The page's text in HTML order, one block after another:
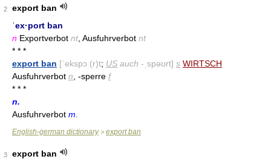
2
export ban
ˈex·port ban
n Exportverbot nt , Ausfuhrverbot nt
* * *
export ban [ˈekspɔː(r)t; US auch -ˌspəʊrt] s WIRTSCH
Ausfuhrverbot n , -sperre f
* * *
n.
Ausfuhrverbot m.
English-german dictionary> export ban
3
export ban